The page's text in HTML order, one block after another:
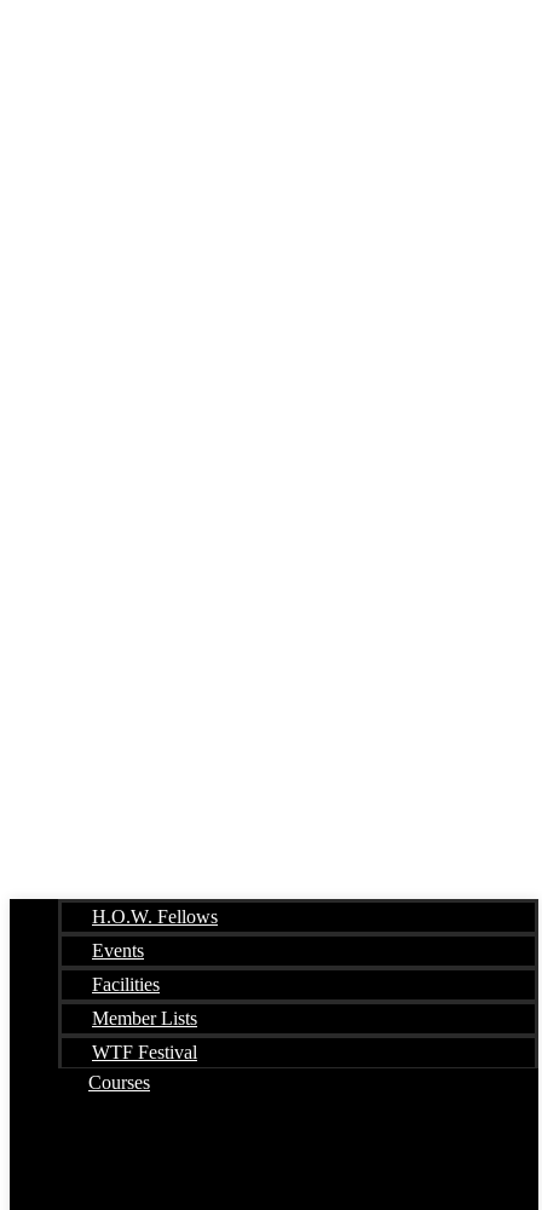
H.O.W. Fellows
Events
Facilities
Member Lists
WTF Festival
Courses